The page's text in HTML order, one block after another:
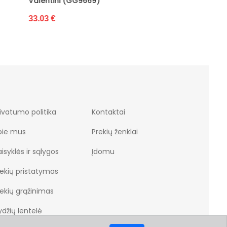
25.77 €
politika
mus
ir sąlygos
pristatymas
grąžinimas
lentelė
Kontaktai
Prekių ženklai
Įdomu